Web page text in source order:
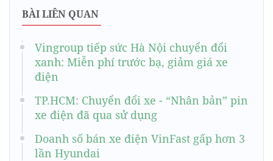
BÀI LIÊN QUAN
Vingroup tiếp sức Hà Nội chuyển đổi
xanh: Miễn phí trước bạ, giảm giá xe
điện
TP.HCM: Chuyển đổi xe - “Nhân bản” pin
xe điện đã qua sử dụng
Doanh số bán xe điện VinFast gấp hơn 3
lần Hyundai